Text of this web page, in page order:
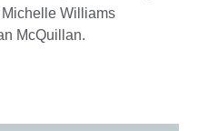
Williams
McQuillan.